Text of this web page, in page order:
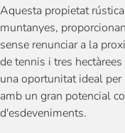
Aquesta propietat
muntanyes,
sense renunciar a la
de tennis i tres
una oportunitat ideal
amb un gran potencial
d'esdeveniments.